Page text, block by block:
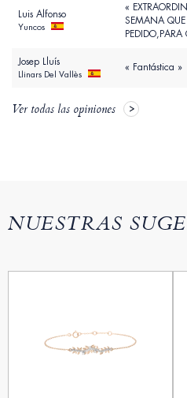
Luis Alfonso
Yuncos
«
SEMANA QUE
PEDIDO,PARA
Josep Lluís
Llinars Del Vallès
« Fantástica »
Ver todas las opiniones
NUESTRAS